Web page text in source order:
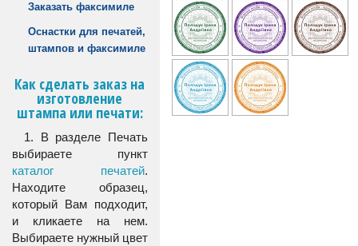
Заказать факсимиле
Оснастки для печатей,
штампов и факсимиле
Как сделать заказ на
изготовление
штампа или печати:
1. В разделе Печать
выбираете пункт
каталог печатей.
Находите образец,
который Вам подходит,
и кликаете на нем.
Выбираете нужный цвет